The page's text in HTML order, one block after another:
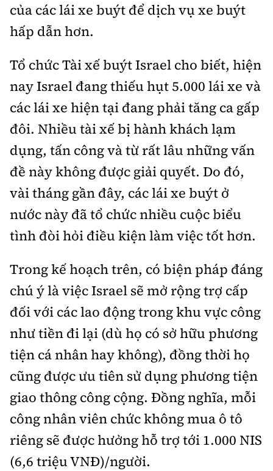
của các lái xe buýt để dịch vụ xe buýt
hấp dẫn hơn.
Tổ chức Tài xế buýt Israel cho biết, hiện
nay Israel đang thiếu hụt 5.000 lái xe và
các lái xe hiện tại đang phải tăng ca gấp
đôi. Nhiều tài xế bị hành khách lạm
dụng, tấn công và từ rất lâu những vấn
đề này không được giải quyết. Do đó,
vài tháng gần đây, các lái xe buýt ở
nước này đã tổ chức nhiều cuộc biểu
tình đòi hỏi điều kiện làm việc tốt hơn.
Trong kế hoạch trên, có biện pháp đáng
chú ý là việc Israel sẽ mở rộng trợ cấp
đối với các lao động trong khu vực công
như tiền đi lại (dù họ có sở hữu phương
tiện cá nhân hay không), đồng thời họ
cũng được ưu tiên sử dụng phương tiện
giao thông công cộng. Đồng nghĩa, mỗi
công nhân viên chức không mua ô tô
riêng sẽ được hưởng hỗ trợ tới 1.000 NIS
(6,6 triệu VNĐ)/người.